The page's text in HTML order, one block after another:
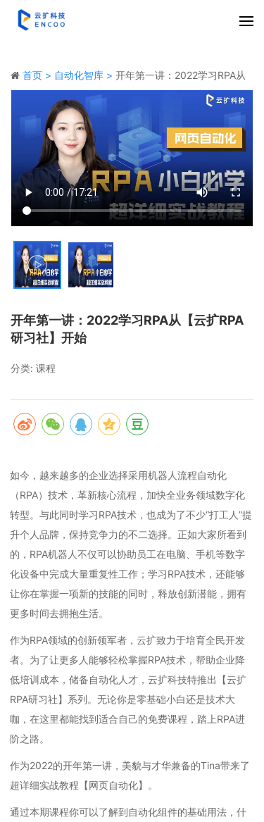
首页 > 自动化智库 > 开年第一讲：2022学习RPA从
【云扩RPA研习社】开始
开年第一讲：2022学习RPA从【云扩RPA
研习社】开始
分类: 课程
如今，越来越多的企业选择采用机器人流程自动化
（RPA）技术，革新核心流程，加快全业务领域数字化
转型。与此同时学习RPA技术，也成为了不少“打工人”提
升个人品牌，保持竞争力的不二选择。正如大家所看到
的，RPA机器人不仅可以协助员工在电脑、手机等数字
化设备中完成大量重复性工作；学习RPA技术，还能够
让你在掌握一项新的技能的同时，释放创新潜能，拥有
更多时间去拥抱生活。
作为RPA领域的创新领军者，云扩致力于培育全民开发
者。为了让更多人能够轻松掌握RPA技术，帮助企业降
低培训成本，储备自动化人才，云扩科技特推出【云扩
RPA研习社】系列。无论你是零基础小白还是技术大
咖，在这里都能找到适合自己的免费课程，踏上RPA进
阶之路。
作为2022的开年第一讲，美貌与才华兼备的Tina带来了
超详细实战教程【网页自动化】。
通过本期课程你可以了解到自动化组件的基础用法，什